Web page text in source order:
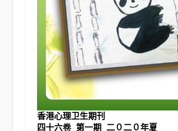
香港心理卫生期刊